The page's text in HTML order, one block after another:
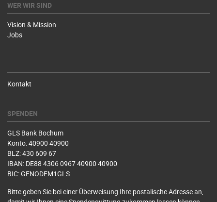
WER WIR SIND
Vision & Mission
Jobs
Kontakt
SPENDEN
GLS Bank Bochum
Konto: 40900 40900
BLZ: 430 609 67
IBAN: DE88 4306 0967 40900 40900
BIC: GENODEM1GLS
Bitte geben Sie bei einer Überweisung Ihre postalische Adresse an,